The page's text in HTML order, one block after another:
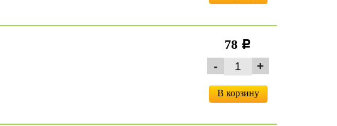
78 c
В корзину